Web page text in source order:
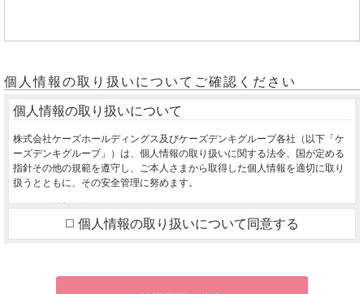
個人情報の取り扱いについてご確認ください
個人情報の取り扱いについて
株式会社ケーズホールディングス及びケーズデンキグループ各社（以下「ケ
ーズデンキグループ」）は、個人情報の取り扱いに関する法令、国が定める
指針その他の規範を遵守し、ご本人さまから取得した個人情報を適切に取り
扱うとともに、その安全管理に努めます。
１．個人情報の利用目的
ご本人さまから同意をいただいた利用目的の達成に必要な範囲を超えて、取
得した個人情報を利用いたしません。
お取り寄せ商品が入荷した際、お客様にご連絡させていただくため
個人情報の取り扱いについて同意する